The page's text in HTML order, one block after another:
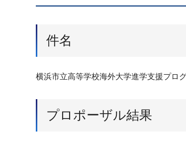
件名
横浜市立高等学校海外大学進学支援プロ
プロポーザル結果